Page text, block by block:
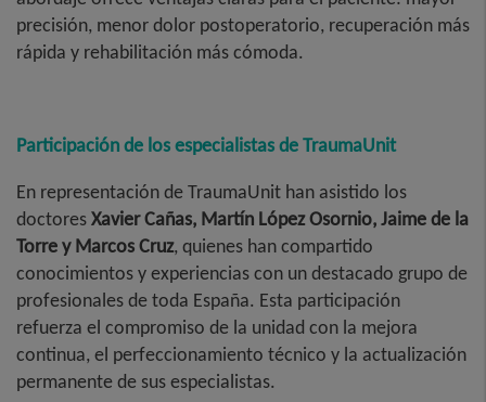
precisión, menor dolor postoperatorio, recuperación más
rápida y rehabilitación más cómoda.
Participación de los especialistas de TraumaUnit
En representación de TraumaUnit han asistido los
doctoresXavier Cañas, Martín López Osornio, Jaime de la
Torre y Marcos Cruz, quienes han compartido
conocimientos y experiencias con un destacado grupo de
profesionales de toda España. Esta participación
refuerza el compromiso de la unidad con la mejora
continua, el perfeccionamiento técnico y la actualización
permanente de sus especialistas.